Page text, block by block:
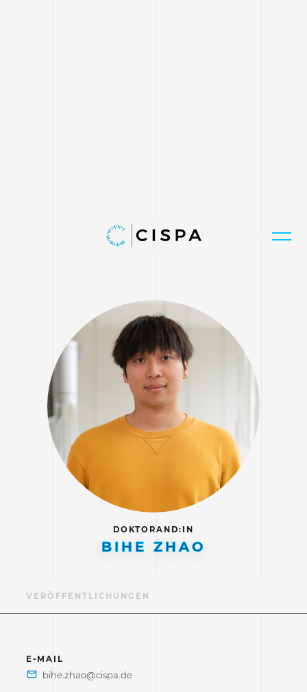
DOKTORAND:IN
BIHE ZHAO
VERÖFFENTLICHUNGEN
E-MAIL